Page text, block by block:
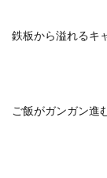
鉄板から溢れるキ
ご飯がガンガン進